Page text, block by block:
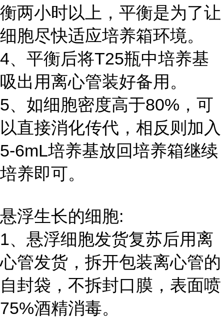
衡两小时以上，平衡是为了让
细胞尽快适应培养箱环境。
4、平衡后将T25瓶中培养基
吸出用离心管装好备用。
5、如细胞密度高于80%，可
以直接消化传代，相反则加入
5-6mL培养基放回培养箱继续
培养即可。
悬浮生长的细胞:
1、悬浮细胞发货复苏后用离
心管发货，拆开包装离心管的
自封袋，不拆封口膜，表面喷
75%酒精消毒。